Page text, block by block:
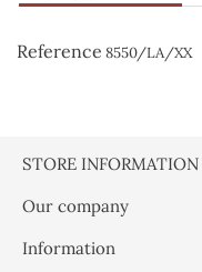
Reference 8550/LA/XX
STORE INFORMATION
Our company
Information